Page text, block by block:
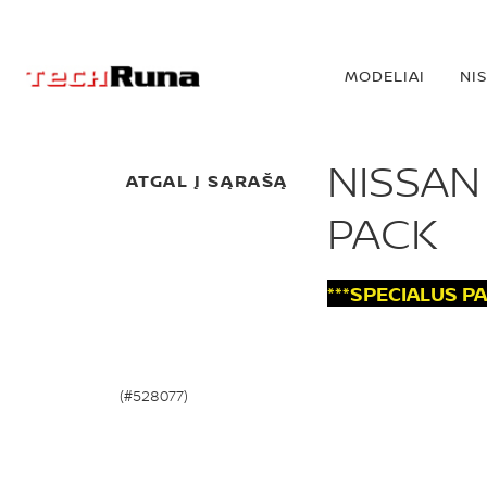
MODELIAI
ATGAL Į SĄRAŠĄ
PACK
***SPECIALUS
(#528077)